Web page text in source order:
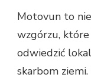
Motovun to
wzgórzu,
odwiedzić
skarbom